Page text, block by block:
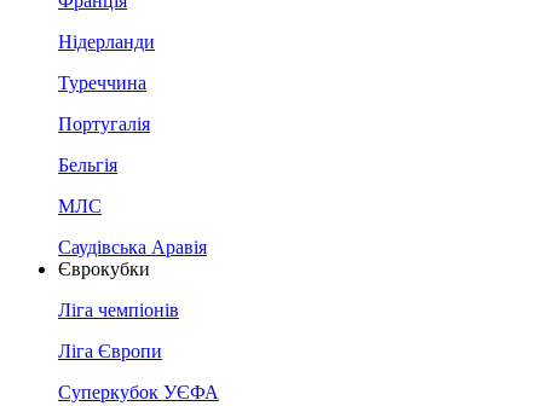
Нідерланди
Туреччина
Португалія
Бельгія
МЛС
Саудівська Аравія
Єврокубки
Ліга чемпіонів
Ліга Європи
Суперкубок УЄФА